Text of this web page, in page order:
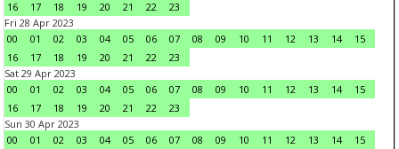
16
17 18 19 20 21 22
23
Fri 28 Apr 2023
00
01 02 03 04 05 06 07 08 09 10 11 12 13 14
15
16
17 18 19 20 21 22
23
Sat 29 Apr 2023
00
01 02 03 04 05 06 07 08 09 10 11 12 13 14
15
16
17 18 19 20 21 22
23
Sun 30 Apr 2023
00
01 02 03 04 05 06 07 08 09 10 11 12 13 14
15